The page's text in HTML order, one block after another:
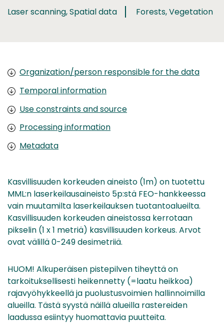
Laser scanning, Spatial data Forests, Vegetation
Organization/person responsible for the data
Temporal information
Use constraints and source
Processing information
Metadata
Kasvillisuuden korkeuden aineisto (1m) on tuotettu
MML:n laserkeilausaineisto 5p:stä FEO-hankkeessa
vain muutamilta laserkeilauksen tuotantoalueilta.
Kasvillisuuden korkeuden aineistossa kerrotaan
pikselin (1 x 1 metriä) kasvillisuuden korkeus. Arvot
ovat välillä 0-249 desimetriiä.
HUOM! Alkuperäisen pistepilven tiheyttä on
tarkoituksellisesti heikennetty (=laatu heikkoa)
rajavyöhykkeellä ja puolustusvoimien hallinnoimilla
alueilla. Tästä syystä näillä alueilla rastereiden
laadussa esiintyy huomattavia puutteita.